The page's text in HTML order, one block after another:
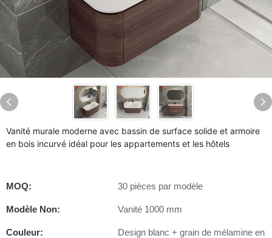
Vanité murale moderne avec bassin de surface solide et armoire
en bois incurvé idéal pour les appartements et les hôtels
MOQ: 30 pièces par modèle
Modèle Non: Vanité 1000 mm
Couleur:
Design blanc + grain de mélamine en